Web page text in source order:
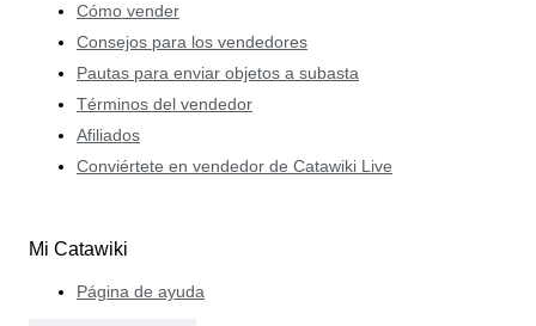
Cómo vender
Consejos para los vendedores
Pautas para enviar objetos a subasta
Términos del vendedor
Afiliados
Conviértete en vendedor de Catawiki Live
Mi Catawiki
Página de ayuda